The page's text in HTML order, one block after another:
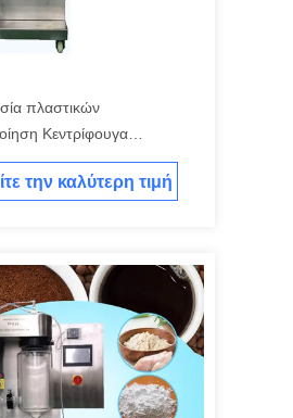
πλαστικών
Κεντρίφουγα
Στρώσιμο Σκούπι με
πλάκας από ανοξείδωτο
την καλύτερη τιμή